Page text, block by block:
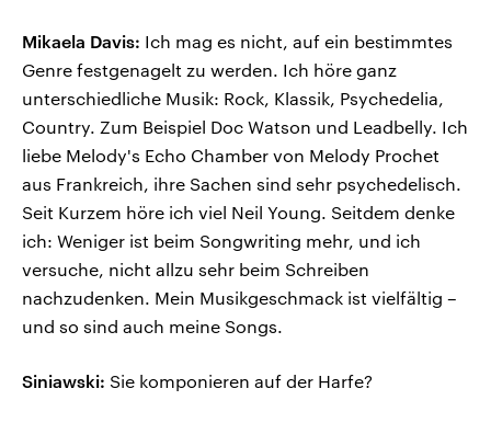
Mikaela Davis: Ich mag es nicht, auf ein bestimmtes
Genre festgenagelt zu werden. Ich höre ganz
unterschiedliche Musik: Rock, Klassik, Psychedelia,
Country. Zum Beispiel Doc Watson und Leadbelly. Ich
liebe Melody's Echo Chamber von Melody Prochet
aus Frankreich, ihre Sachen sind sehr psychedelisch.
Seit Kurzem höre ich viel Neil Young. Seitdem denke
ich: Weniger ist beim Songwriting mehr, und ich
versuche, nicht allzu sehr beim Schreiben
nachzudenken. Mein Musikgeschmack ist vielfältig –
und so sind auch meine Songs.
Siniawski: Sie komponieren auf der Harfe?